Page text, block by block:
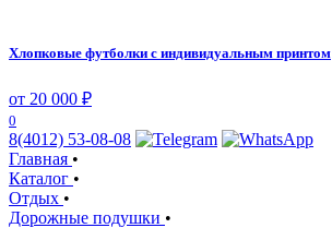
Хлопковые футболки с индивидуальным принтом
от 20 000 ₽
0
8(4012) 53-08-08
Главная •
Каталог •
Отдых •
Дорожные подушки •